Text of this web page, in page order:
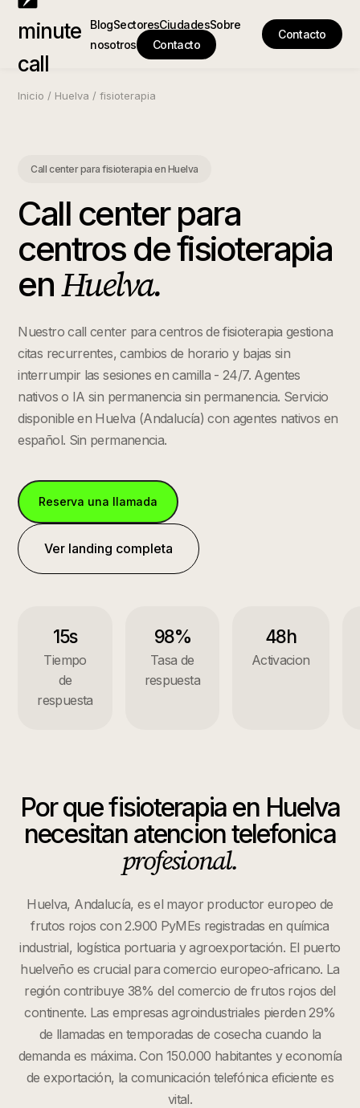
minute
call
BlogSectoresCiudadesSobre
nosotros
Contacto
Contacto
Inicio / Huelva /fisioterapia
Call center para fisioterapia en Huelva
Call center para
centros de fisioterapia
enHuelva.
Nuestro call center para centros de fisioterapia gestiona
citas recurrentes, cambios de horario y bajas sin
interrumpir las sesiones en camilla - 24/7. Agentes
nativos o IA sin permanencia sin permanencia. Servicio
disponible en Huelva (Andalucía) con agentes nativos en
español. Sin permanencia.
Reserva una llamada
Ver landing completa
15s
Tiempo
de
respuesta
98%
Tasa de
respuesta
48h
Activacion
Por quefisioterapia en Huelva
necesitan atencion telefonica
profesional.
Huelva, Andalucía, es el mayor productor europeo de
frutos rojos con 2.900 PyMEs registradas en química
industrial, logística portuaria y agroexportación. El puerto
huelveño es crucial para comercio europeo-africano. La
región contribuye 38% del comercio de frutos rojos del
continente. Las empresas agroindustriales pierden 29%
de llamadas en temporadas de cosecha cuando la
demanda es máxima. Con 150.000 habitantes y economía
de exportación, la comunicación telefónica eficiente es
vital.